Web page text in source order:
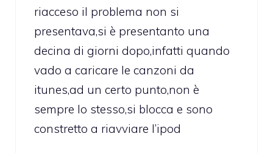
riacceso il problema non si
presentava,si è presentanto una
decina di giorni dopo,infatti quando
vado a caricare le canzoni da
itunes,ad un certo punto,non è
sempre lo stesso,si blocca e sono
constretto a riavviare l’ipod